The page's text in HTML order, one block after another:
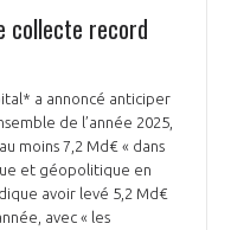
collecte record
a annoncé anticiper
de l’année 2025,
moins 7,2 Md€ « dans
et géopolitique en
avoir levé 5,2 Md€
avec « les